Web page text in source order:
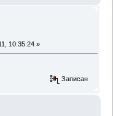
10:35:24 »
Записан